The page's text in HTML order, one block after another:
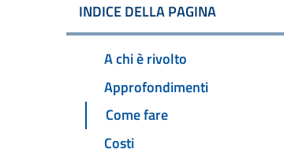
INDICE DELLA PAGINA
A chi è rivolto
Approfondimenti
Come fare
Costi